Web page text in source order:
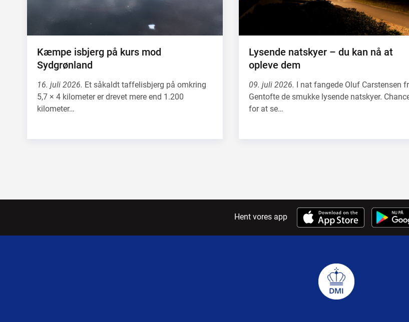
Kæmpe isbjerg på kurs mod
Sydgrønland
16. juli 2026. Et såkaldt taffelisbjerg på omkring
5,7 × 4 kilometer er drevet mere end 1.200
kilometer…
Lysende natskyer – du kan nå at
opleve dem
09. juli 2026.
I nat fangede Oluf Carstensen
Gentofte de smukke lysende natskyer.
for at se…
Hent vores app